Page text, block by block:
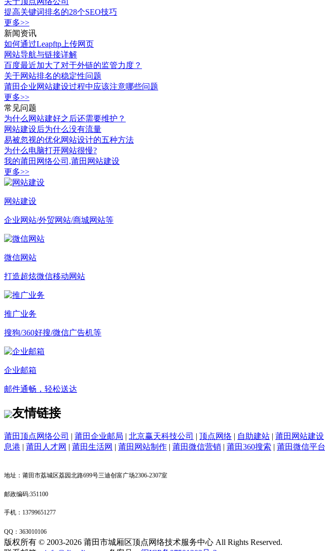
提高关键词排名的28个SEO技巧
更多>>
新闻资讯
如何通过Leapftp上传网页
网站导航与链接详解
百度最近加大了对于外链的监管力度？
关于网站排名的稳定性问题
莆田企业网站建设过程中应该注意哪些问题
更多>>
常见问题
为什么网站建好之后还需要维护？
网站建设后为什么没有流量
易被忽视的优化网站设计的五种方法
为什么电脑打开网站很慢?
我的莆田网络公司,莆田网站建设
更多>>
网站建设
企业网站/外贸网站/商城网站等
微信网站
打造超炫微信移动网站
推广业务
搜狗/360好搜/微信广告机等
企业邮箱
邮件通畅，轻松送达
友情链接
莆田顶点网络公司 | 莆田企业邮局 | 北京赢天科技公司 | 顶点网络 | 自助建站 | 莆田网站建设
息港 | 莆田人才网 | 莆田生活网 | 莆田网站制作 | 莆田微信营销 | 莆田360搜索 | 莆田微信平台
地址：莆田市荔城区荔园北路699号三迪创富广场2306-2307室
邮政编码:351100
手机：13799651277
QQ： 363010106
版权所有 © 2003-2026 莆田市城厢区顶点网络技术服务中心 All Rights Reserved.